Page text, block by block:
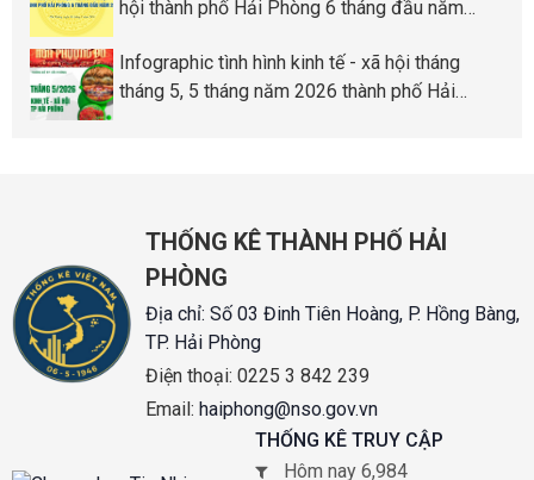
hội thành phố Hải Phòng 6 tháng đầu năm
Infographic tình hình kinh tế - xã hội tháng
tháng 5, 5 tháng năm 2026 thành phố Hải
THỐNG KÊ THÀNH PHỐ HẢI
PHÒNG
Địa chỉ: Số 03 Đinh Tiên Hoàng, P. Hồng Bàng,
TP. Hải Phòng
Điện thoại: 0225 3 842 239
Email: haiphong@nso.gov.vn
THỐNG KÊ TRUY CẬP
Hôm nay 6,984